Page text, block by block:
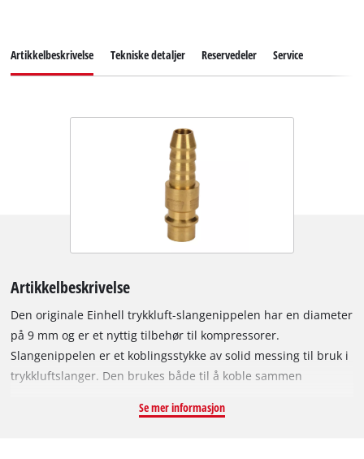
Artikkelbeskrivelse Tekniske detaljer Reservedeler Service
Artikkelbeskrivelse
Den originale Einhell trykkluft-slangenippelen har en diameter
på 9 mm og er et nyttig tilbehør til kompressorer.
Slangenippelen er et koblingsstykke av solid messing til bruk i
trykkluftslanger. Den brukes både til å koble sammen
trykkluftverktøy på slangen. Slangenipler brukes ved
Se mer informasjon